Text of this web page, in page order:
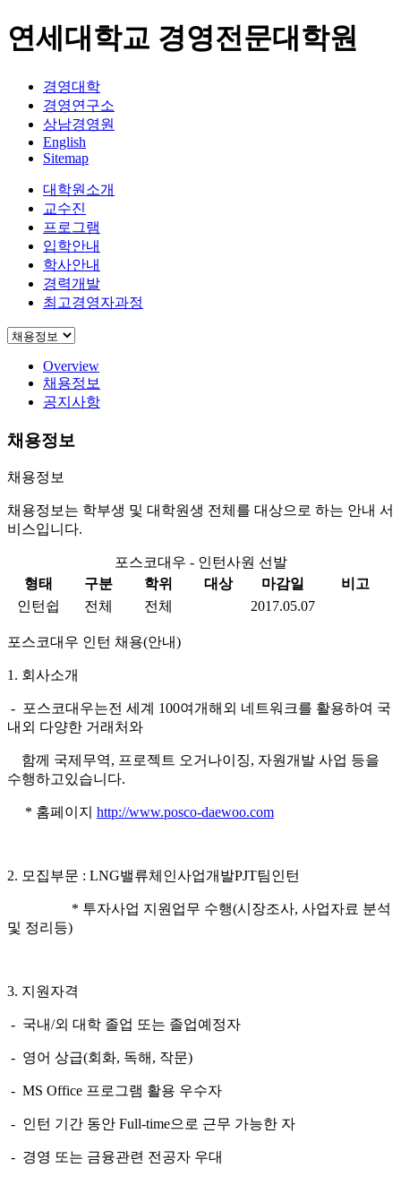
연세대학교 경영전문대학원
경영대학
경영연구소
상남경영원
English
Sitemap
대학원소개
교수진
프로그램
입학안내
학사안내
경력개발
최고경영자과정
Overview
채용정보
공지사항
채용정보
채용정보
채용정보는 학부생 및 대학원생 전체를 대상으로 하는 안내 서
비스입니다.
포스코대우 - 인턴사원 선발
형태
구분 학위 대상 마감일
비고
인턴쉽
전체 전체 2017.05.07
포스코대우 인턴 채용(안내)
1. 회사소개
- 포스코대우는전 세계 100여개해외 네트워크를 활용하여 국
내외 다양한 거래처와
함께 국제무역, 프로젝트 오거나이징, 자원개발 사업 등을
수행하고있습니다.
* 홈페이지 http://www.posco-daewoo.com
2. 모집부문 : LNG밸류체인사업개발PJT팀인턴
* 투자사업 지원업무 수행(시장조사, 사업자료 분석
및 정리 등)
3. 지원자격
- 국내/외 대학 졸업 또는 졸업예정자
- 영어 상급(회화, 독해 , 작문)
- MS Office 프로그램 활용 우수자
- 인턴 기간 동안 Full-time으로 근무 가능한 자
- 경영 또는 금융관련 전공자 우대